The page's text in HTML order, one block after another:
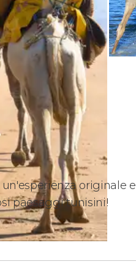
originale e
paesaggi tunisini!